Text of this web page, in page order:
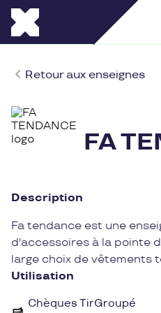
Retour aux enseignes
FA
Description
Fa tendance est une
d'accessoires à la pointe
large choix de vêtements
d'accessoires stylés, Fa
Des collections variées et
Utilisation
Chèques TirGroupé